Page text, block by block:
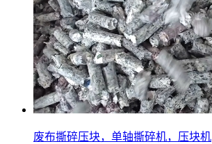
废布撕碎压块，单轴撕碎机，压块机